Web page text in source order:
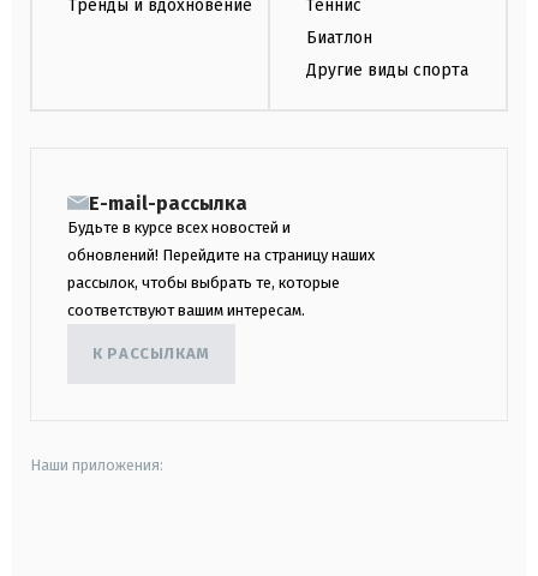
Тренды и вдохновение
Теннис
Биатлон
Другие виды спорта
E-mail-рассылка
Будьте в курсе всех новостей и
обновлений! Перейдите на страницу наших
рассылок, чтобы выбрать те, которые
соответствуют вашим интересам.
К РАССЫЛКАМ
Наши приложения: